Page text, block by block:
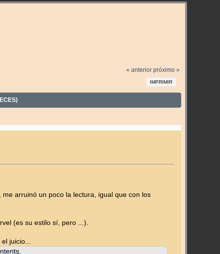
« anterior próximo »
IMPRIMIR
arruinó un poco la lectura, igual que con los
(es su estilo sí, pero ...).
juicio...